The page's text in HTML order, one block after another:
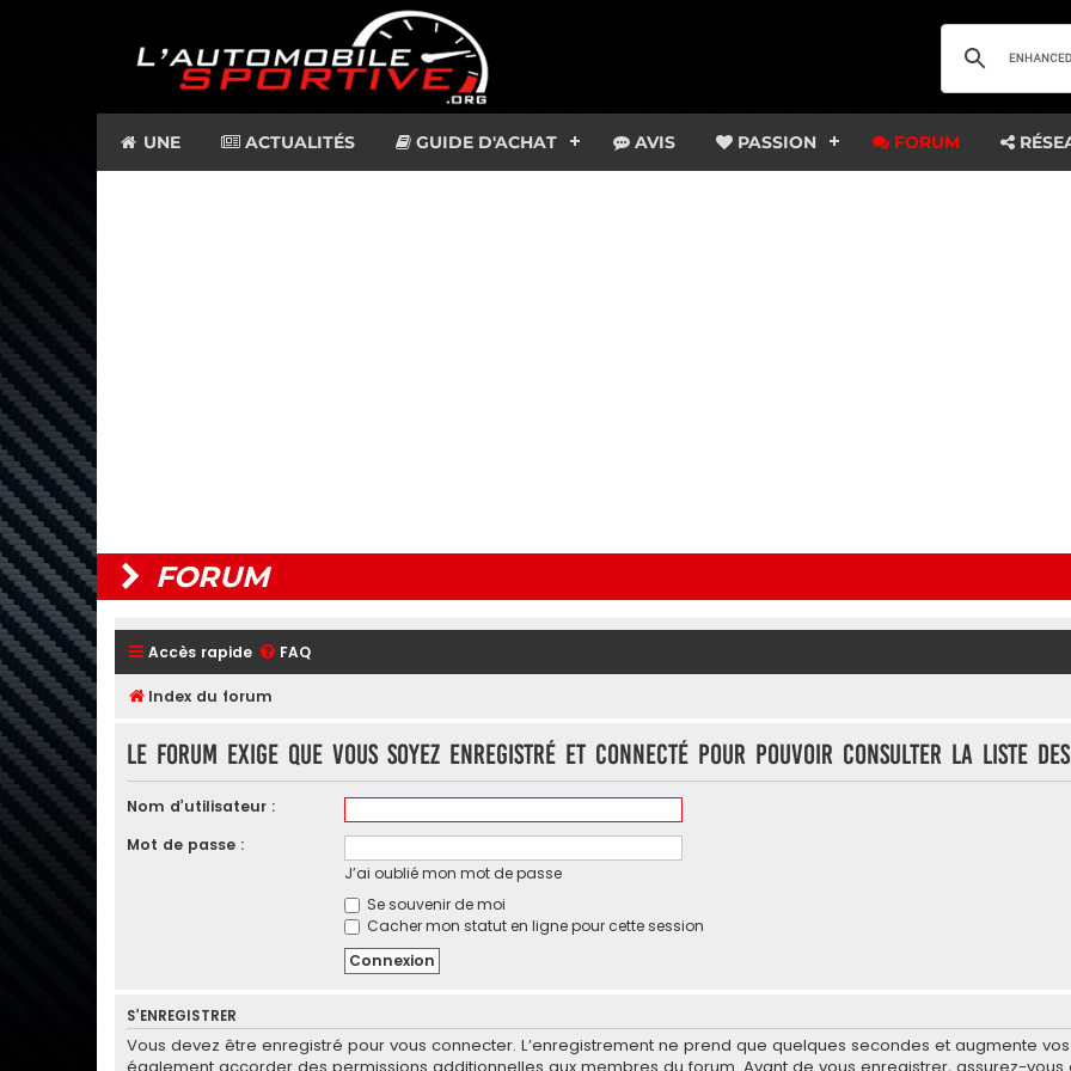
UNE ACTUALITÉS GUIDE D'ACHAT AVIS PASSION FORUM
FORUM
Accès rapide FAQ
Index du forum
Le forum exige que vous soyez enregistré et connecté pour pouvoir consulter la liste des
Nom d’utilisateur :
Mot de passe :
J’ai oublié mon mot de passe
Se souvenir de moi
Cacher mon statut en ligne pour cette session
S’ENREGISTRER
Vous devez être enregistré pour vous connecter. L’enregistrement ne prend que quelques secondes et augmente